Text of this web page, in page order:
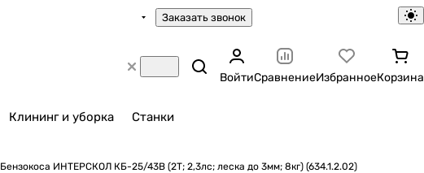
Заказать звонок
ВойтиСравнениеИзбранноеКорзина
Клининг и уборка Станки
Бензокоса ИНТЕРСКОЛ КБ-25/43В (2Т; 2,3лс; леска до 3мм; 8кг) (634.1.2.02)